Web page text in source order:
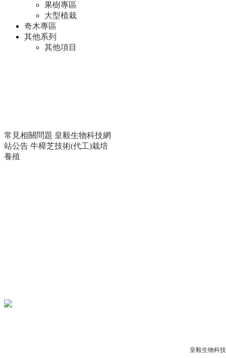
果樹專區
大型植栽
奇木專區
其他系列
其他項目
常見相關問題 皇毅生物科技網
站公告 牛樟芝技術(代工)栽培
養殖
皇毅生物科